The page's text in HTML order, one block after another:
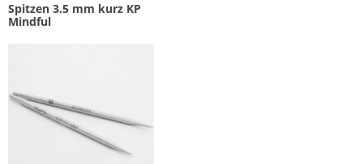
Spitzen 3.5 mm kurz KP
Mindful